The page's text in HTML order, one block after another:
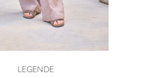
LEGENDE